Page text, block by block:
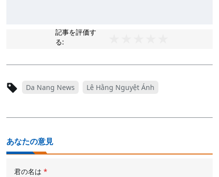
記事を評価す
る:
Da Nang News Lê Hằng Nguyệt Ánh
あなたの意見
君の名は *